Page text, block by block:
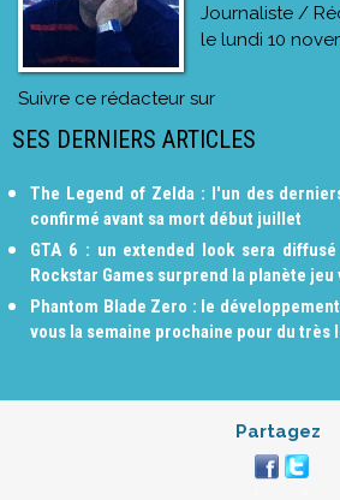
Journaliste /
le lundi 10
Suivre ce rédacteur sur
SES DERNIERS ARTICLES
The Legend of Zelda : l'un des
confirmé avant sa mort début juillet
GTA 6 : un extended look sera
Rockstar Games surprend la planète jeu
Phantom Blade Zero : le
vous la semaine prochaine pour du très
Partagez